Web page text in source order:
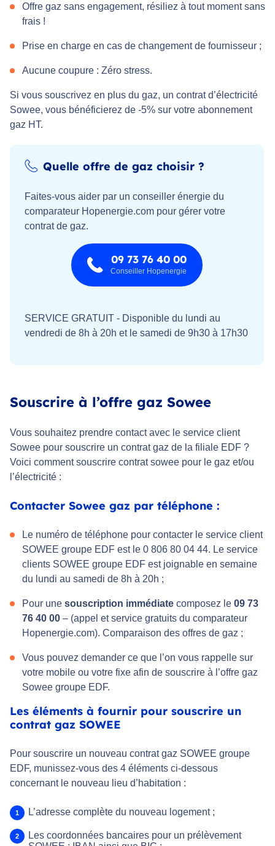
Offre gaz sans engagement, résiliez à tout moment sans
frais !
Prise en charge en cas de changement de fournisseur ;
Aucune coupure : Zéro stress.
Si vous souscrivez en plus du gaz, un contrat d’électricité
Sowee, vous bénéficierez de -5% sur votre abonnement
gaz HT.
Quelle offre de gaz choisir ?
Faites-vous aider par un conseiller énergie du
comparateur Hopenergie.com pour gérer votre
contrat de gaz.
09 73 76 40 00
Conseiller Hopenergie
SERVICE GRATUIT - Disponible du lundi au
vendredi de 8h à 20h et le samedi de 9h30 à 17h30
Souscrire à l’offre gaz Sowee
Vous souhaitez prendre contact avec le service client
Sowee pour souscrire un contrat gaz de la filiale EDF ?
Voici comment souscrire contrat sowee pour le gaz et/ou
l’électricité :
Contacter Sowee gaz par téléphone :
Le numéro de téléphone pour contacter le service client
SOWEE groupe EDF est le 0 806 80 04 44. Le service
clients SOWEE groupe EDF est joignable en semaine
du lundi au samedi de 8h à 20h ;
Pour une souscription immédiate composez le 09 73
76 40 00 – (appel et service gratuits du comparateur
Hopenergie.com). Comparaison des offres de gaz ;
Vous pouvez demander ce que l’on vous rappelle sur
votre mobile ou votre fixe afin de souscrire à l’offre gaz
Sowee groupe EDF.
Les éléments à fournir pour souscrire un
contrat gaz SOWEE
Pour souscrire un nouveau contrat gaz SOWEE groupe
EDF, munissez-vous des 4 éléments ci-dessous
concernant le nouveau lieu d’habitation :
L’adresse complète du nouveau logement ;
Les coordonnées bancaires pour un prélèvement